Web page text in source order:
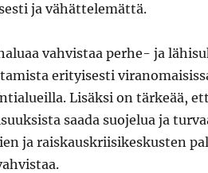
ja vähättelemättä.
vahvistaa perhe- ja
erityisesti
Lisäksi on tärkeää,
saada suojelua ja
ja raiskauskriisikeskusten